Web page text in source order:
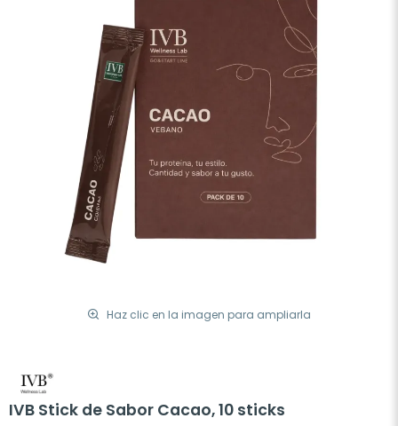
Haz clic en la imagen para ampliarla
IVB Stick de Sabor Cacao, 10 sticks